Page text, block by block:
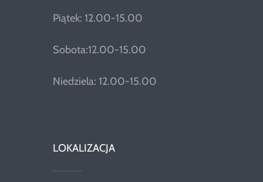
Piątek: 12.00-15.00
Sobota:12.00-15.00
Niedziela: 12.00-15.00
LOKALIZACJA